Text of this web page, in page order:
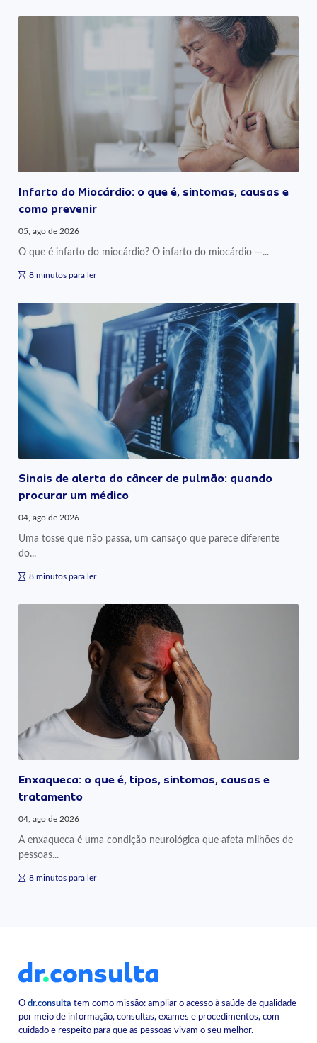
Infarto do Miocárdio: o que é, sintomas, causas e
como prevenir
05, ago de 2026
O que é infarto do miocárdio? O infarto do miocárdio —...
8 minutos para ler
Sinais de alerta do câncer de pulmão: quando
procurar um médico
04, ago de 2026
Uma tosse que não passa, um cansaço que parece diferente
do...
8 minutos para ler
Enxaqueca: o que é, tipos, sintomas, causas e
tratamento
04, ago de 2026
A enxaqueca é uma condição neurológica que afeta milhões de
pessoas...
8 minutos para ler
Odr.consulta tem como missão: ampliar o acesso à saúde de qualidade
por meio de informação, consultas, exames e procedimentos, com
cuidado e respeito para que as pessoas vivam o seu melhor.